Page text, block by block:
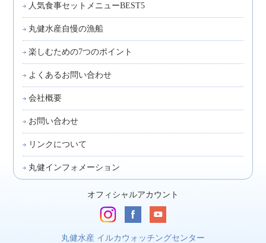
人気食事セットメニューBEST5
丸健水産自慢の漁船
楽しむための7つのポイント
よくあるお問い合わせ
会社概要
お問い合わせ
リンクについて
丸健インフォメーション
オフィシャルアカウント
丸健水産 イルカウォッチングセンター